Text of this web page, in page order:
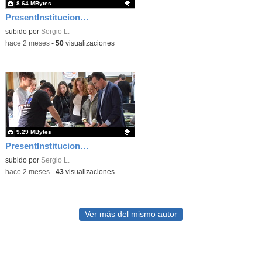
PresentInstitucional 6
Contenido educativo.
subido por Sergio L.
8.64 MBytes
-hace 2 meses- 50visualizaciones
PresentInstitucional 4
Contenido educativo.
subido por Sergio L.
9.29 MBytes
-hace 2 meses- 43visualizaciones
Ver más del mismo autor